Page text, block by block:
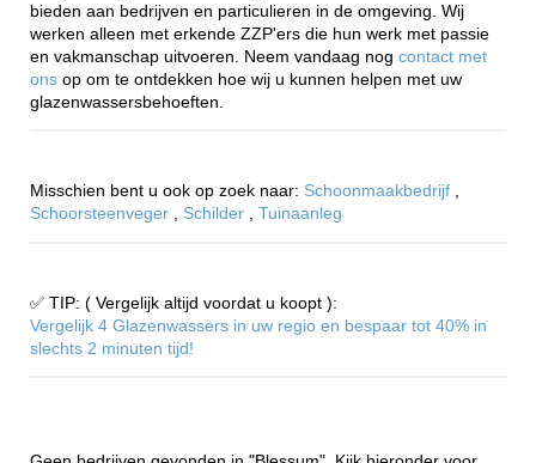
bieden aan bedrijven en particulieren in de omgeving. Wij
werken alleen met erkende ZZP'ers die hun werk met passie
en vakmanschap uitvoeren. Neem vandaag nog contact met
ons op om te ontdekken hoe wij u kunnen helpen met uw
glazenwassersbehoeften.
Misschien bent u ook op zoek naar: Schoonmaakbedrijf ,
Schoorsteenveger , Schilder , Tuinaanleg
✅ TIP: ( Vergelijk altijd voordat u koopt ):
Vergelijk 4 Glazenwassers in uw regio en bespaar tot 40% in
slechts 2 minuten tijd!